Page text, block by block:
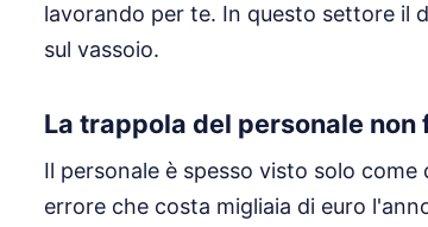
lavorando per te. In questo settore il
sul vassoio.
La trappola del personale
Il personale è spesso visto solo
errore che costa migliaia di euro